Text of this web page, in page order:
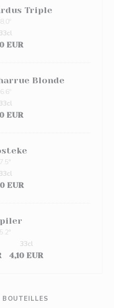
Triple
8.0º
EUR
33cl
Blonde
6.6º
EUR
33cl
7.5°
EUR
33cl
5.2°
4,10 EUR
33cl
BOUTEILLES